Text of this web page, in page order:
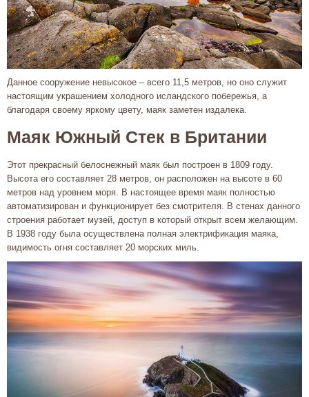
Данное сооружение невысокое – всего 11,5 метров, но оно служит
настоящим украшением холодного исландского побережья, а
благодаря своему яркому цвету, маяк заметен издалека.
Маяк Южный Стек в Британии
Этот прекрасный белоснежный маяк был построен в 1809 году.
Высота его составляет 28 метров, он расположен на высоте в 60
метров над уровнем моря. В настоящее время маяк полностью
автоматизирован и функционирует без смотрителя. В стенах данного
строения работает музей, доступ в который открыт всем желающим.
В 1938 году была осуществлена полная электрификация маяка,
видимость огня составляет 20 морских миль.